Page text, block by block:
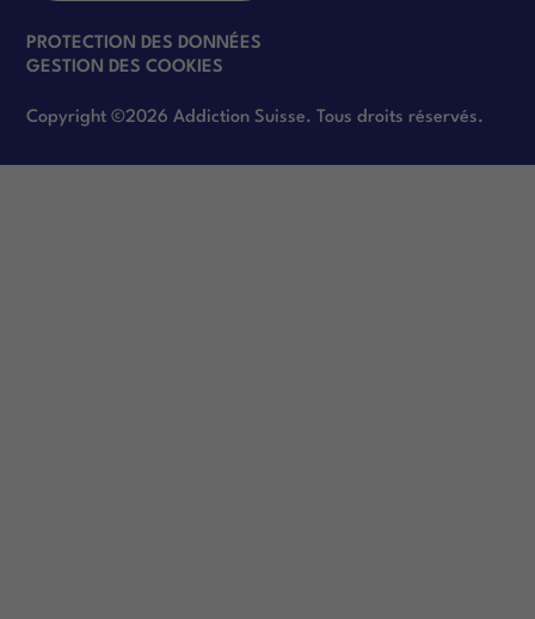
Copyright ©2026 Addiction Suisse. Tous droits réservés.
PROTECTION DES DONNÉES
GESTION DES COOKIES